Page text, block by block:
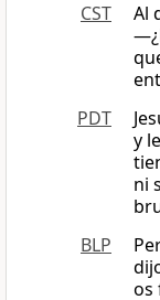
CST
Al
PDT
y
ni
BLP
os